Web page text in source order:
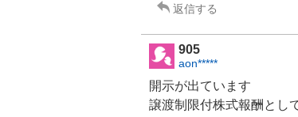
返信する
905
aon*****
開示が出ています
譲渡制限付株式報酬とし